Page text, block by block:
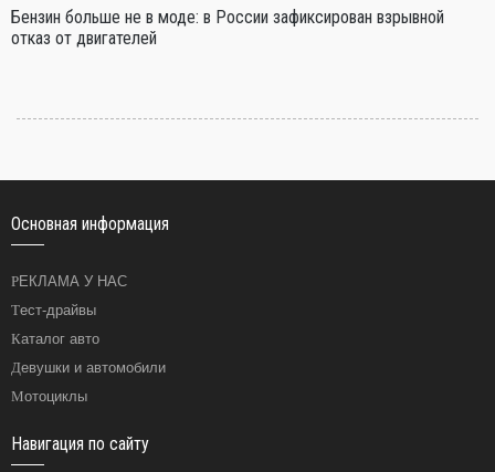
Бензин больше не в моде: в России зафиксирован взрывной
отказ от двигателей
Основная информация
РЕКЛАМА У НАС
Тест-драйвы
Каталог авто
Девушки и автомобили
Мотоциклы
Навигация по сайту